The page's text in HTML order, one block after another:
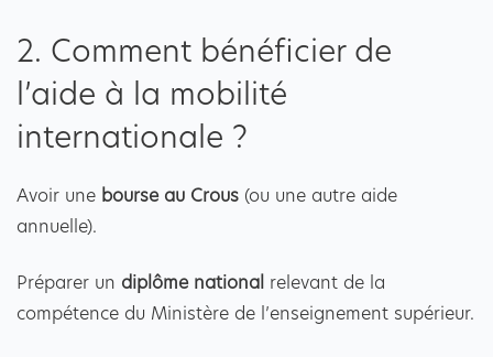
2. Comment bénéficier de
l’aide à la mobilité
internationale ?
Avoir une bourse au Crous (ou une autre aide
annuelle).
Préparer un diplôme national relevant de la
compétence du Ministère de l’enseignement supérieur.